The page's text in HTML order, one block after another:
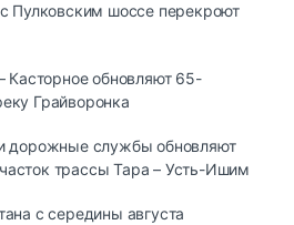
Пулковским шоссе перекроют
Касторное обновляют 65-
Грайворонка
дорожные службы обновляют
трассы Тара – Усть-Ишим
с середины августа